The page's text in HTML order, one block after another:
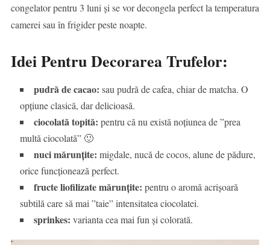
congelator pentru 3 luni și se vor decongela perfect la temperatura
camerei sau în frigider peste noapte.
Idei Pentru Decorarea Trufelor:
pudră de cacao: sau pudră de cafea, chiar de matcha. O
opțiune clasică, dar delicioasă.
ciocolată topită: pentru că nu există noțiunea de ”prea
multă ciocolată” 🙂
nuci mărunțite: migdale, nucă de cocos, alune de pădure,
orice funcționează perfect.
fructe liofilizate mărunțite: pentru o aromă acrișoară
subtilă care să mai ”taie” intensitatea ciocolatei.
sprinkes: varianta cea mai fun și colorată.